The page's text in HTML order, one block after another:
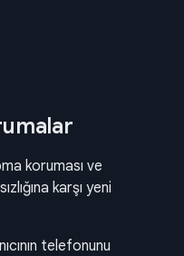
koruması ve
karşı yeni
telefonunu